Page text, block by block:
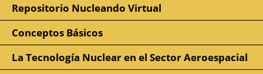
Repositorio Nucleando Virtual
Conceptos Básicos
La Tecnología Nuclear en el Sector Aeroespacial